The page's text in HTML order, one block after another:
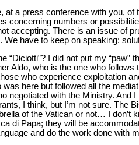
at a press conference with you,
concerning numbers or
accepting. There is an issue of
We have to keep on speaking:
“Diciotti”? I did not put my
Aldo, who is the one who
who experience exploitation
here but followed all the
negotiated with the Ministry.
I think, but I’m not sure. The
of the Vatican or not… I don’t
di Papa; they will be
and do the work done with